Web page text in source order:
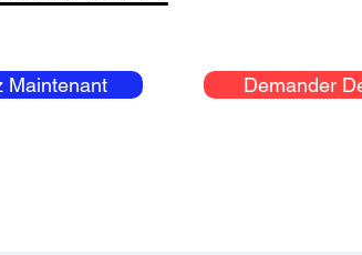
Maintenant Demander